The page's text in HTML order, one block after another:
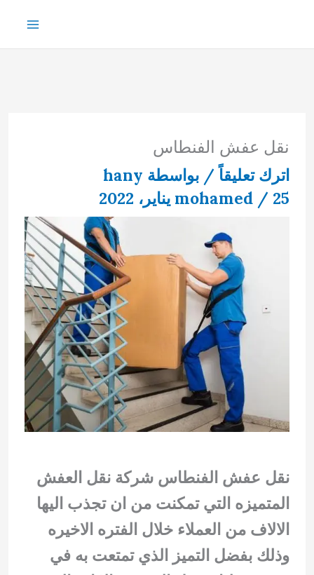
نقل عفش الفنطاس
اترك تعليقاً / بواسطة hany
mohamed / 25 يناير، 2022
نقل عفش الفنطاس شركة نقل العفش
المتميزه التي تمكنت من ان تجذب اليها
الالاف من العملاء خلال الفتره الاخيره
وذلك بفضل التميز الذي تمتعت به في